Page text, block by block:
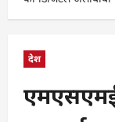
देश
एमएसएमई